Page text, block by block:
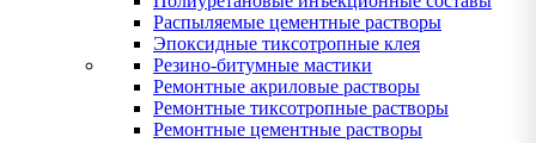
Распыляемые цементные растворы
Эпоксидные тиксотропные клея
Резино-битумные мастики
Ремонтные акриловые растворы
Ремонтные тиксотропные растворы
Ремонтные цементные растворы